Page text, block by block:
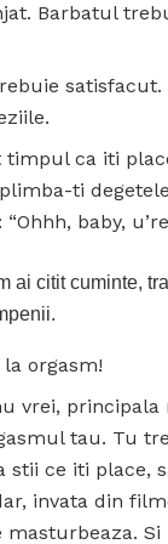
Barbatul
satisfacut.
timpul ca iti
ti
baby,
ai citit cuminte,
orgasm!
vrei, principala
tau. Tu
stii ce iti place,
invata din
masturbeaza. Si